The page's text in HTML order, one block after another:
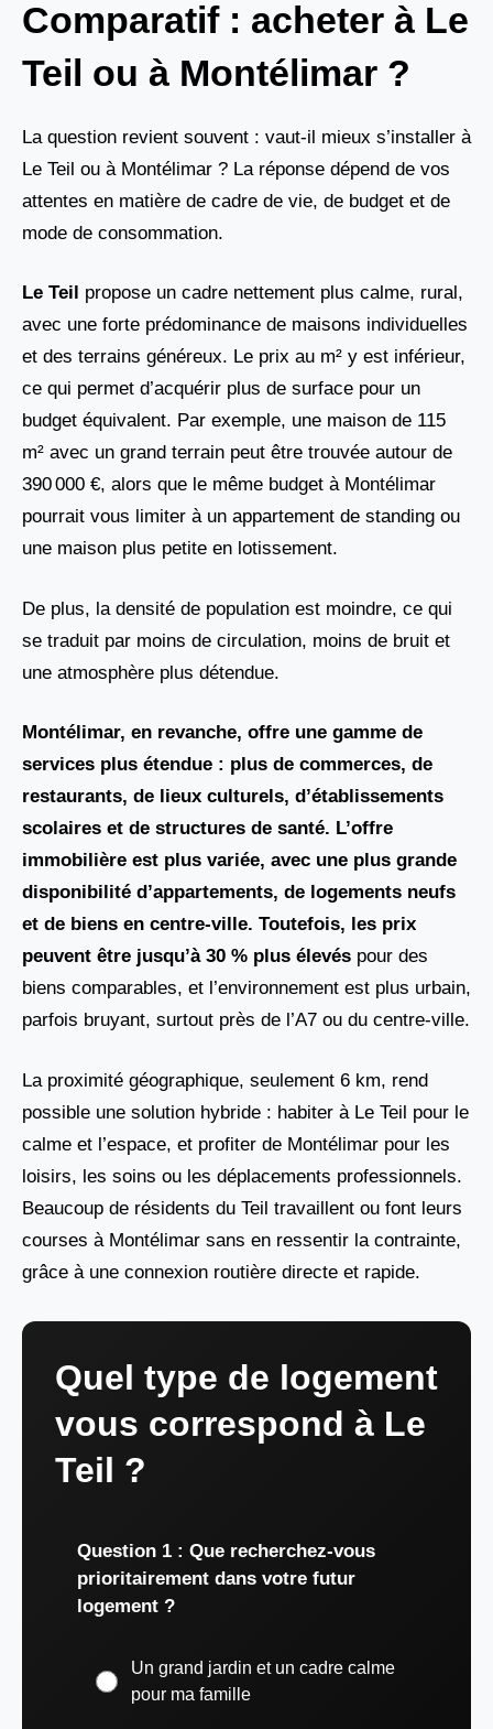
Comparatif : acheter à Le
Teil ou à Montélimar ?
La question revient souvent : vaut-il mieux s’installer à
Le Teil ou à Montélimar ? La réponse dépend de vos
attentes en matière de cadre de vie, de budget et de
mode de consommation.
Le Teil
propose un cadre nettement plus calme, rural,
avec une forte prédominance de maisons individuelles
et des terrains généreux. Le prix au m² y est inférieur,
ce qui permet d’acquérir plus de surface pour un
budget équivalent. Par exemple, une maison de 115
m² avec un grand terrain peut être trouvée autour de
390 000 €, alors que le même budget à Montélimar
pourrait vous limiter à un appartement de standing ou
une maison plus petite en lotissement.
De plus, la densité de population est moindre, ce qui
se traduit par moins de circulation, moins de bruit et
une atmosphère plus détendue.
Montélimar, en revanche, offre une gamme de
services plus étendue : plus de commerces, de
restaurants, de lieux culturels, d’établissements
scolaires et de structures de santé. L’offre
immobilière est plus variée, avec une plus grande
disponibilité d’appartements, de logements neufs
et de biens en centre-ville. Toutefois, les prix
peuvent être jusqu’à 30 % plus élevés pour des
biens comparables, et l’environnement est plus urbain,
parfois bruyant, surtout près de l’A7 ou du centre-ville.
La proximité géographique, seulement 6 km, rend
possible une solution hybride : habiter à Le Teil pour le
calme et l’espace, et profiter de Montélimar pour les
loisirs, les soins ou les déplacements professionnels.
Beaucoup de résidents du Teil travaillent ou font leurs
courses à Montélimar sans en ressentir la contrainte,
grâce à une connexion routière directe et rapide.
Quel type de logement
vous correspond à Le
Teil ?
Question 1 : Que recherchez-vous
prioritairement dans votre futur
logement ?
Un grand jardin et un cadre calme
pour ma famille